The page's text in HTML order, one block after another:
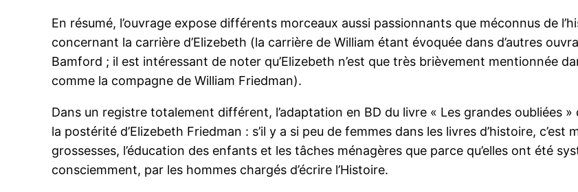
En résumé, l’ouvrage expose différents morceaux aussi passionnants que méconnus de
concernant la carrière d’Elizebeth (la carrière de William étant évoquée dans d’autres
Bamford ; il est intéressant de noter qu’Elizebeth n’est que très brièvement mentionnée
comme la compagne de William Friedman).
Dans un registre totalement différent, l’adaptation en BD du livre « Les grandes oubliées
la postérité d’Elizebeth Friedman : s’il y a si peu de femmes dans les livres d’histoire,
grossesses, l’éducation des enfants et les tâches ménagères que parce qu’elles ont été
consciemment, par les hommes chargés d’écrire l’Histoire.